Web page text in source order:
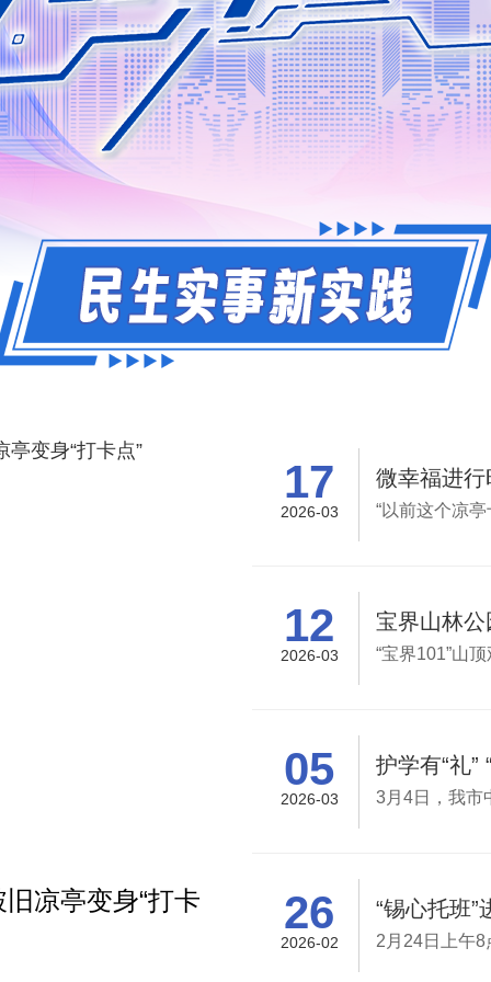
凉亭变身“打卡 无锡
17
2026-03
微幸福进行
12
2026-03
宝界山林
05
2026-03
26
2026-02
“锡心托班